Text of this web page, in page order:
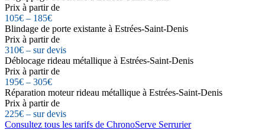
Prix à partir de
105€ – 185€
Blindage de porte existante à Estrées-Saint-Denis
Prix à partir de
310€ – sur devis
Déblocage rideau métallique à Estrées-Saint-Denis
Prix à partir de
195€ – 305€
Réparation moteur rideau métallique à Estrées-Saint-Denis
Prix à partir de
225€ – sur devis
Consultez tous les tarifs de ChronoServe Serrurier